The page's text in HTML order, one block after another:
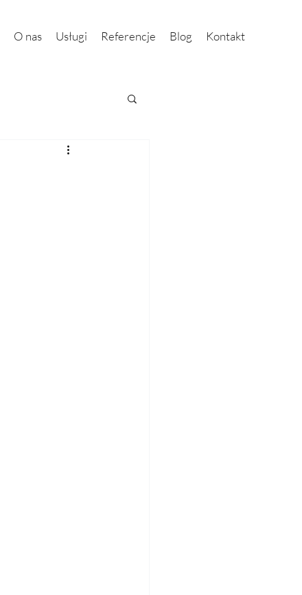
O nas Usługi Referencje Blog Kontakt